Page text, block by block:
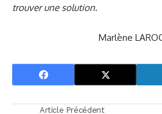
trouver une solution.
Marlène
Article Précédent